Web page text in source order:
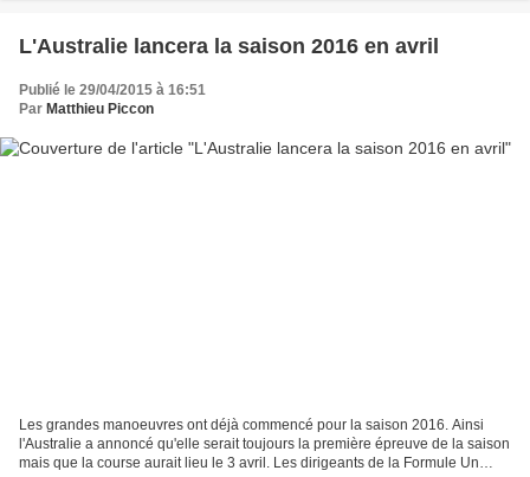
L'Australie lancera la saison 2016 en avril
Publié le 29/04/2015 à 16:51
Par Matthieu Piccon
Les grandes manoeuvres ont déjà commencé pour la saison 2016. Ainsi
l'Australie a annoncé qu'elle serait toujours la première épreuve de la saison
mais que la course aurait lieu le 3 avril. Les dirigeants de la Formule Un